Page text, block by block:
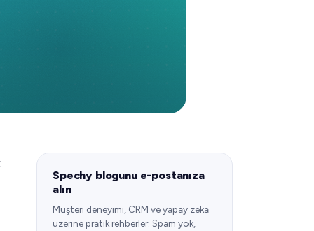
Spechy blogunu e-postanıza
alın
Müşteri deneyimi, CRM ve yapay zeka
üzerine pratik rehberler. Spam yok,